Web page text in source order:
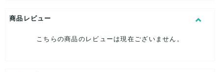
こちらはUSED品になりますので、使用に伴い、
全体的には、まだまだご活躍頂けるお品になります。
商品レビュー
こちらの商品のレビューは現在ございません。